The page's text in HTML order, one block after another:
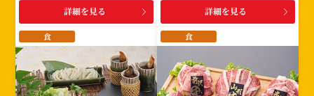
詳細を見る 詳細を見る
食 食